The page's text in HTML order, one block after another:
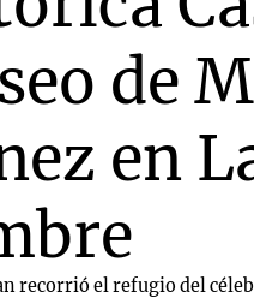
de
en
recorrió el refugio del